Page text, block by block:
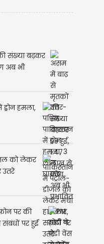
संख्या बढ़कर
अब भी
ड्रोन हमला,
को लेकर
उतरे
पर की
संबंधों पर हुई